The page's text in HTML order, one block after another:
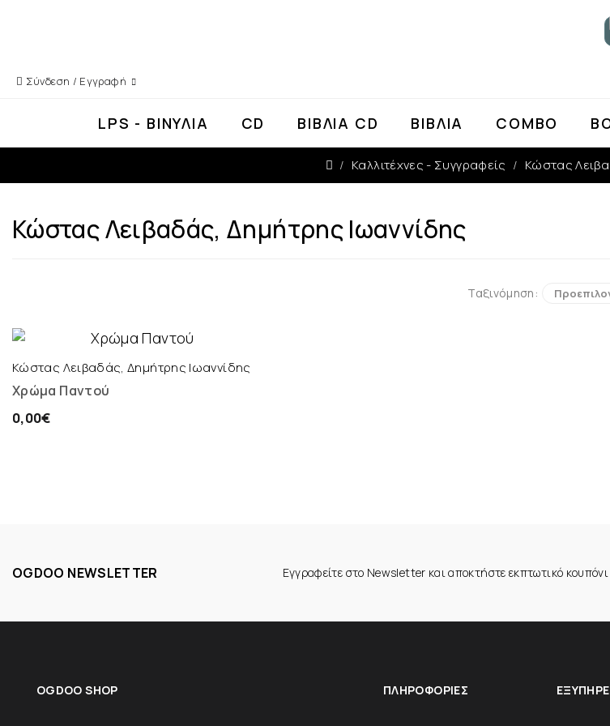
Σύνδεση / Εγγραφή
LPS - ΒΙΝΎΛΙΑ CD ΒΙΒΛΊΑ CD ΒΙΒΛΊΑ COMBO
Καλλιτέχνες - Συγγραφείς Κώστας
Κώστας Λειβαδάς, Δημήτρης Ιωαννίδης
Ταξινόμηση:
Κώστας Λειβαδάς, Δημήτρης Ιωαννίδης
Χρώμα Παντού
0,00€
OGDOO NEWSLETTER Εγγραφείτε στο Newsletter και αποκτήστε εκπτωτικό
OGDOO SHOP ΠΛΗΡΟΦΟΡΊΕΣ